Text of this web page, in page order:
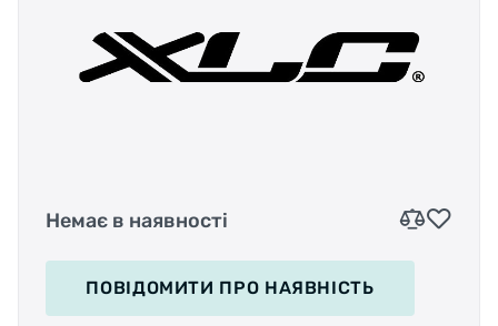
Немає в наявності
ПОВІДОМИТИ ПРО НАЯВНІСТЬ